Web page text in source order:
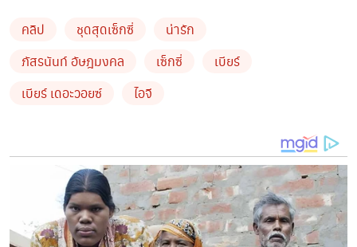
คลิป ชุดสุดเซ็กซี่
น่ารัก
ภัสรนันท์ อัษฎมงคล
เซ็กซี่
เบียร์
เบียร์ เดอะวอยซ์
ไอจี